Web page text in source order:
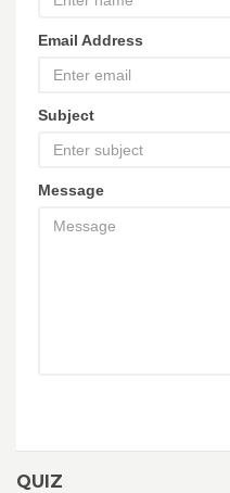
Email Address
Subject
Message
QUIZ